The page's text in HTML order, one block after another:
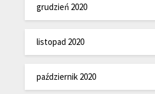
grudzień 2020
listopad 2020
październik 2020